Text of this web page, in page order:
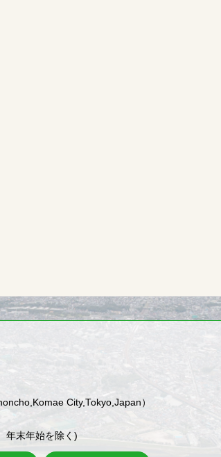
City,Tokyo,Japan）
年末年始を除く)